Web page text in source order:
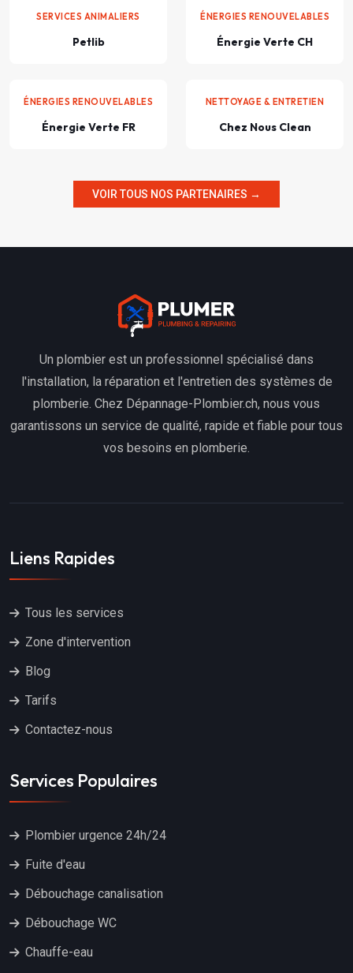
SERVICES ANIMALIERS
Petlib
ÉNERGIES RENOUVELABLES
Énergie Verte CH
ÉNERGIES RENOUVELABLES
Énergie Verte FR
NETTOYAGE & ENTRETIEN
Chez Nous Clean
VOIR TOUS NOS PARTENAIRES →
Un plombier est un professionnel spécialisé dans
l'installation, la réparation et l'entretien des systèmes de
plomberie. Chez Dépannage-Plombier.ch, nous vous
garantissons un service de qualité, rapide et fiable pour tous
vos besoins en plomberie.
Liens Rapides
Tous les services
Zone d'intervention
Blog
Tarifs
Contactez-nous
Services Populaires
Plombier urgence 24h/24
Fuite d'eau
Débouchage canalisation
Débouchage WC
Chauffe-eau